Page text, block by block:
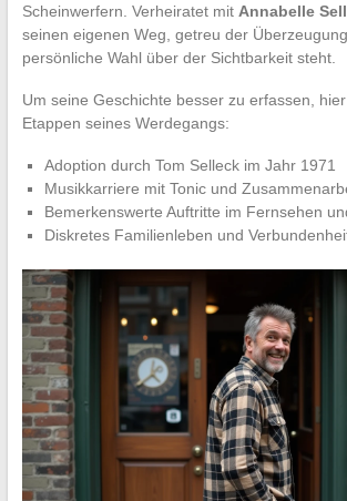
Scheinwerfern. Verheiratet mit Annabelle
seinen eigenen Weg, getreu der
persönliche Wahl über der Sichtbarkeit steht.
Um seine Geschichte besser zu erfassen,
Etappen seines Werdegangs:
Adoption durch Tom Selleck im Jahr 1971
Musikkarriere mit Tonic und
Bemerkenswerte Auftritte im Fernsehen
Diskretes Familienleben und